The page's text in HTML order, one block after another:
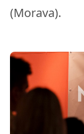
(Morava).